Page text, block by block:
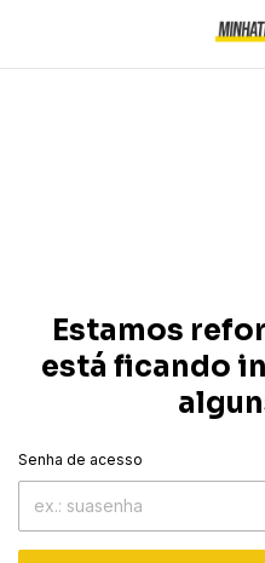
Estamos
está ficando
Senha de acesso